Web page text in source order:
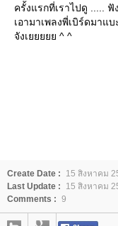
ครั้งแรกที่เราไปดู .....
เอามาเพลงพี่เบิร์ดมาแ
จังเยยยยย ^ ^
Create Date :
15 สิงหาคม
Last Update :
15 สิงหาคม
Comments : 9